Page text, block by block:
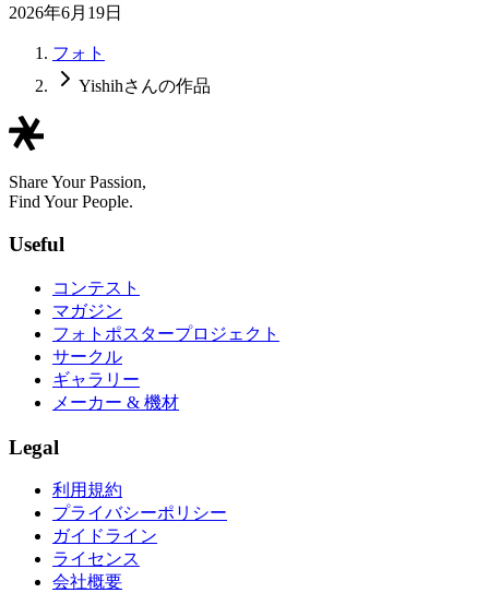
2026年6月19日
フォト
Yishihさんの作品
Share Your Passion,
Find Your People.
Useful
コンテスト
マガジン
フォトポスタープロジェクト
サークル
ギャラリー
メーカー & 機材
Legal
利用規約
プライバシーポリシー
ガイドライン
ライセンス
会社概要